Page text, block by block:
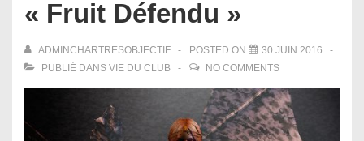
« Fruit Défendu »
ADMINCHARTRESOBJECTIF POSTED ON
30 JUIN 2016
PUBLIÉ DANS VIE DU CLUB NO COMMENTS